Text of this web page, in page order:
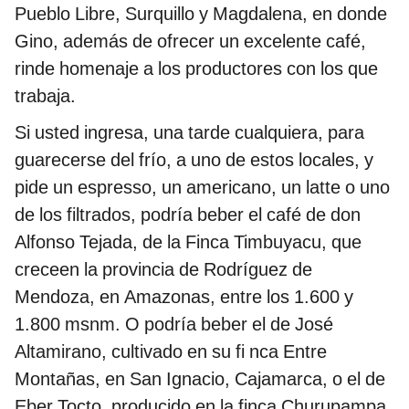
Pueblo Libre, Surquillo y Magdalena, en donde
Gino, además de ofrecer un excelente café,
rinde homenaje a los productores con los que
trabaja.
Si usted ingresa, una tarde cualquiera, para
guarecerse del frío, a uno de estos locales, y
pide un espresso, un americano, un latte o uno
de los filtrados, podría beber el café de don
Alfonso Tejada, de la Finca Timbuyacu, que
creceen la provincia de Rodríguez de
Mendoza, en Amazonas, entre los 1.600 y
1.800 msnm. O podría beber el de José
Altamirano, cultivado en su fi nca Entre
Montañas, en San Ignacio, Cajamarca, o el de